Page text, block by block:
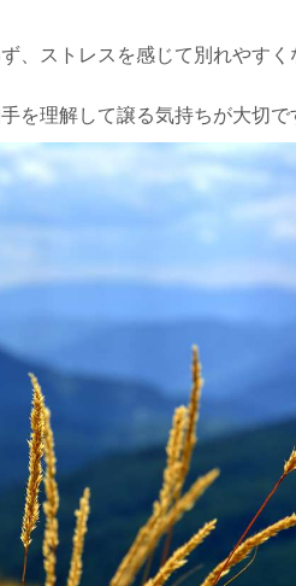
、ストレスを感じて別れやすく
を理解して譲る気持ちが大切で